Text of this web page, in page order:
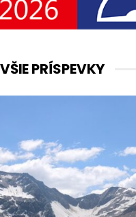
PRÍSPEVKY